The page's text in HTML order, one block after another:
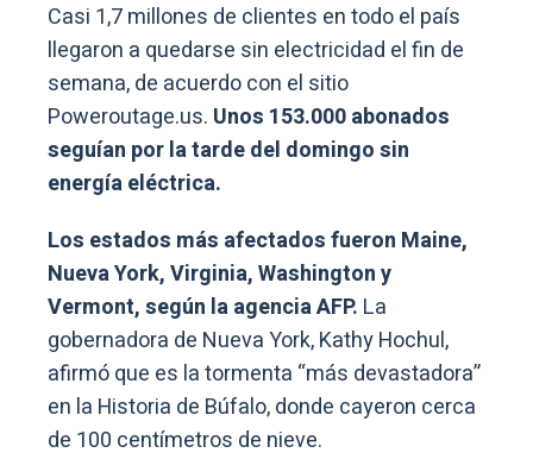
Casi 1,7 millones de clientes en todo el país
llegaron a quedarse sin electricidad el fin de
semana, de acuerdo con el sitio
Poweroutage.us. Unos 153.000 abonados
seguían por la tarde del domingo sin
energía eléctrica.
Los estados más afectados fueron Maine,
Nueva York, Virginia, Washington y
Vermont, según la agencia AFP. La
gobernadora de Nueva York, Kathy Hochul,
afirmó que es la tormenta “más devastadora”
en la Historia de Búfalo, donde cayeron cerca
de 100 centímetros de nieve.